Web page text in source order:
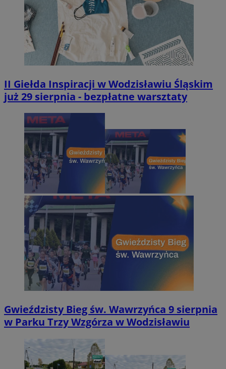
II Giełda Inspiracji w Wodzisławiu Śląskim
już 29 sierpnia - bezpłatne warsztaty
Gwieździsty Bieg św. Wawrzyńca 9 sierpnia
w Parku Trzy Wzgórza w Wodzisławiu